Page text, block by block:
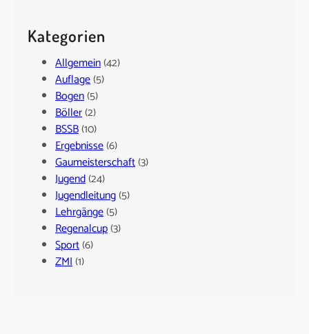
Kategorien
Allgemein(42)
Auflage(5)
Bogen(5)
Böller(2)
BSSB(10)
Ergebnisse(6)
Gaumeisterschaft(3)
Jugend(24)
Jugendleitung(5)
Lehrgänge(5)
Regenalcup(3)
Sport(6)
ZMI(1)